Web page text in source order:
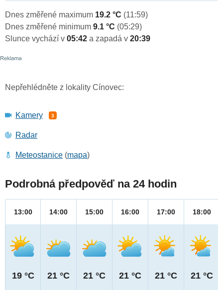
Dnes změřené maximum 19.2 °C (11:59)
Dnes změřené minimum 9.1 °C (05:29)
Slunce vychází v 05:42 a zapadá v 20:39
Nepřehlédněte z lokality Cínovec:
Kamery 3
Radar
Meteostanice (mapa)
Podrobná předpověď na 24 hodin
13:00
19 °C
14:00
21 °C
15:00
21 °C
16:00
21 °C
17:00
21 °C
18:00
21 °C